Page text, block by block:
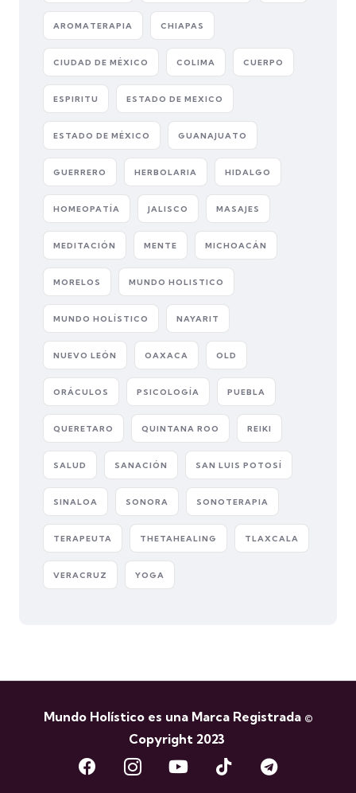
AROMATERAPIA CHIAPAS
CIUDAD DE MÉXICO COLIMA CUERPO
ESPIRITU ESTADO DE MEXICO
ESTADO DE MÉXICO GUANAJUATO
GUERRERO HERBOLARIA HIDALGO
HOMEOPATÍA JALISCO MASAJES
MEDITACIÓN MENTE MICHOACÁN
MORELOS MUNDO HOLISTICO
MUNDO HOLÍSTICO NAYARIT
NUEVO LEÓN OAXACA OLD
ORÁCULOS PSICOLOGÍA PUEBLA
QUERETARO QUINTANA ROO REIKI
SALUD SANACIÓN SAN LUIS POTOSÍ
SINALOA SONORA SONOTERAPIA
TERAPEUTA THETAHEALING TLAXCALA
VERACRUZ YOGA
Mundo Holístico es una Marca Registrada ©
Copyright 2023